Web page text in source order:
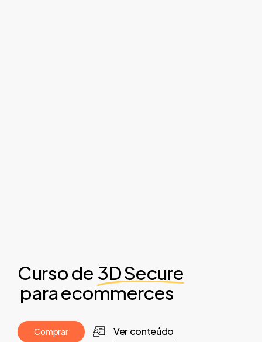
Curso de 3D Secure
para ecommerces
Comprar Ver conteúdo